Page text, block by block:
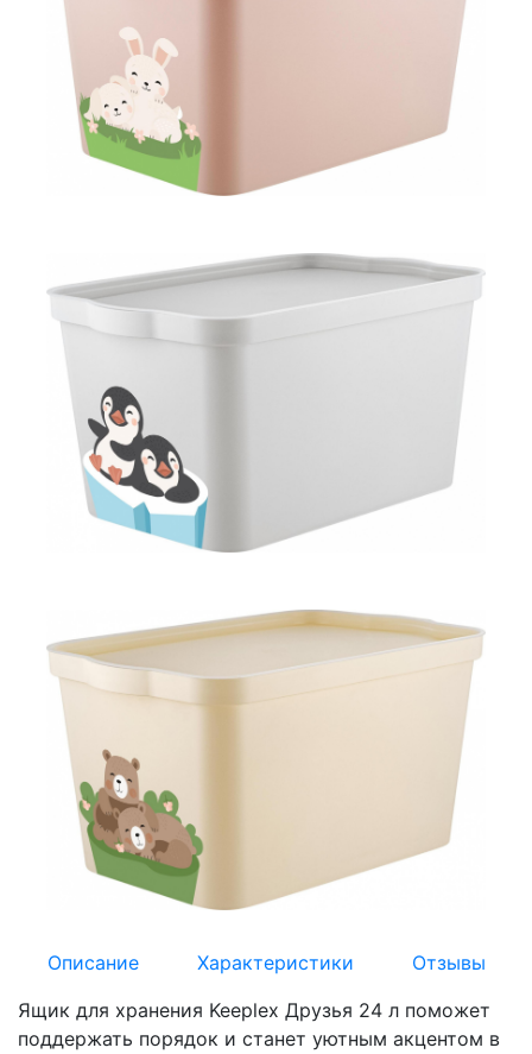
Описание Характеристики
Отзывы
Ящик для хранения Keeplex Друзья 24 л поможет
поддержать порядок и станет уютным акцентом в